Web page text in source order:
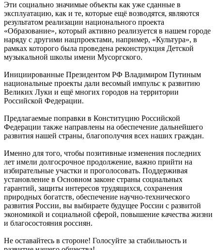
Эти социально значимые объекты как уже сданные в
эксплуатацию, как и те, которые ещё возводятся, являются
результатом реализации национального проекта
«Образование», который активно реализуется в нашем городе
наряду с другими нацпроектами, например, «Культура», в
рамках которого была проведена реконструкция Детской
музыкальной школы имени Мусоргского.
Инициированные Президентом РФ Владимиром Путиным
национальные проекты дали весомый импульс к развитию
Великих Луки и ещё многих городов на территории
Российской Федерации.
Предлагаемые поправки в Конституцию Российской
Федерации также направлены на обеспечение дальнейшего
развития нашей страны, благополучия всех наших граждан.
Именно для того, чтобы позитивные изменения последних
лет имели долгосрочное продолжение, важно прийти на
избирательные участки и проголосовать. Поддерживая
установление в Основном законе страны социальных
гарантий, защиты интересов трудящихся, сохранения
природных богатств, обеспечение научно-технического
развития России, вы выбираете будущее России с развитой
экономикой и социальной сферой, повышение качества жизни
и благосостояния россиян.
Не оставайтесь в стороне! Голосуйте за стабильность и